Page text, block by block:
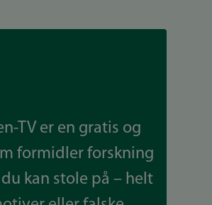
TV er en gratis og
formidler forskning
kan stole på – helt